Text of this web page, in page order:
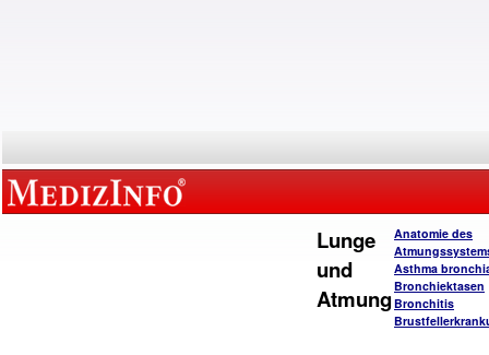
Lunge
und
Atmung
Anatomie des
Asthma
Bronchiektasen
Bronchitis